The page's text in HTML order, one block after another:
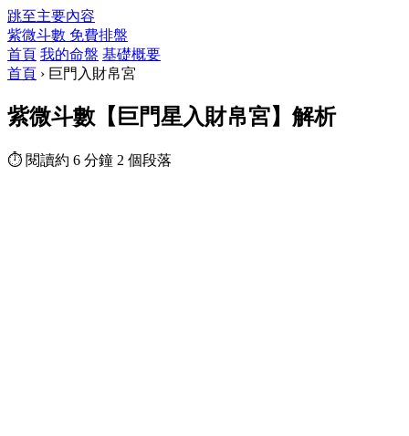
跳至主要內容
紫微斗數 免費排盤
首頁 我的命盤 基礎概要
首頁 › 巨門入財帛宮
紫微斗數【巨門星入財帛宮】解析
⏱ 閱讀約 6 分鐘 2 個段落